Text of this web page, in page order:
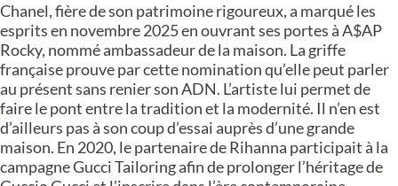
Chanel, fière de son patrimoine rigoureux, a marqué les
esprits en novembre 2025 en ouvrant ses portes à A$AP
Rocky, nommé ambassadeur de la maison. La griffe
française prouve par cette nomination qu’elle peut parler
au présent sans renier son ADN. L’artiste lui permet de
faire le pont entre la tradition et la modernité. Il n’en est
d’ailleurs pas à son coup d’essai auprès d’une grande
maison. En 2020, le partenaire de Rihanna participait à la
campagne Gucci Tailoring afin de prolonger l’héritage de